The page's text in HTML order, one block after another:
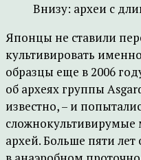
Внизу: археи с
Японцы не ставили
культивировать
образцы еще в 2006
об археях группы
известно, – и
архей. Больше пяти